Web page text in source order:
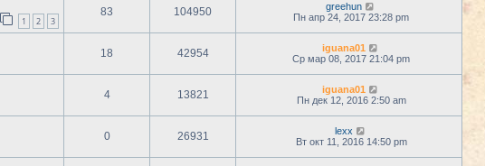
1 2 3
83 104950
greehun
Пн апр 24, 2017 23:28 pm
18 42954
iguana01
Ср мар 08, 2017 21:04 pm
4 13821
iguana01
Пн дек 12, 2016 2:50 am
0 26931
lexx
Вт окт 11, 2016 14:50 pm